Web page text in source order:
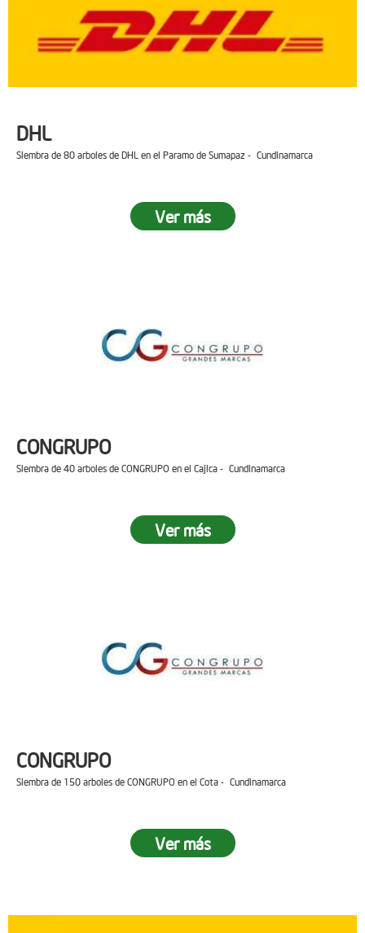
DHL
Siembra de 80 arboles de DHL en el Paramo de Sumapaz - Cundinamarca
Ver más
CONGRUPO
Siembra de 40 arboles de CONGRUPO en el Cajica - Cundinamarca
Ver más
CONGRUPO
Siembra de 150 arboles de CONGRUPO en el Cota - Cundinamarca
Ver más